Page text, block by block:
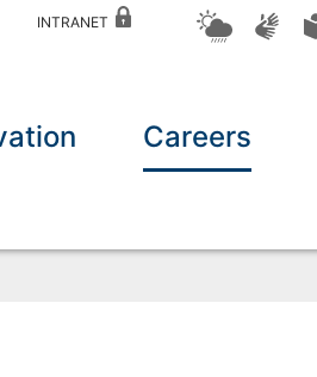
INTRANET
Careers